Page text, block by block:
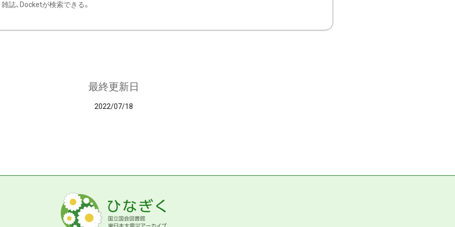
雑誌、Docketが検索できる。
最終更新日
2022/07/18